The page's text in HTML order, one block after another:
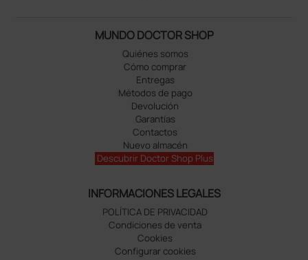
MUNDO DOCTOR SHOP
Quiénes somos
Cómo comprar
Entregas
Métodos de pago
Devolución
Garantías
Contactos
Nuevo almacén
Descubrir Doctor Shop Plus
INFORMACIONES LEGALES
POLÍTICA DE PRIVACIDAD
Condiciones de venta
Cookies
Configurar cookies